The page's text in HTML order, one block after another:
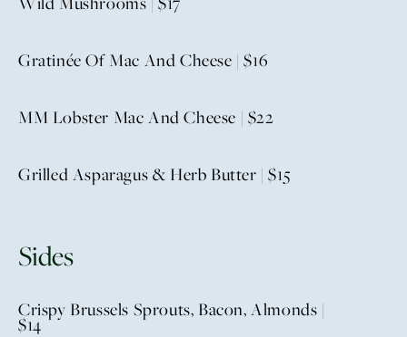
Gratinée Of Mac And Cheese | $16
MM Lobster Mac And Cheese | $22
Grilled Asparagus & Herb Butter | $15
Sides
Crispy Brussels Sprouts, Bacon, Almonds |
$14